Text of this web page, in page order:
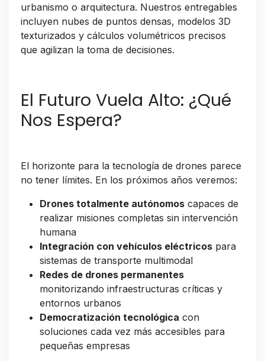
urbanismo o arquitectura. Nuestros entregables
incluyen nubes de puntos densas, modelos 3D
texturizados y cálculos volumétricos precisos
que agilizan la toma de decisiones.
El Futuro Vuela Alto: ¿Qué
Nos Espera?
El horizonte para la tecnología de drones parece
no tener límites. En los próximos años veremos:
Drones totalmente autónomos capaces de
realizar misiones completas sin intervención
humana
Integración con vehículos eléctricos para
sistemas de transporte multimodal
Redes de drones permanentes
monitorizando infraestructuras críticas y
entornos urbanos
Democratización tecnológica con
soluciones cada vez más accesibles para
pequeñas empresas